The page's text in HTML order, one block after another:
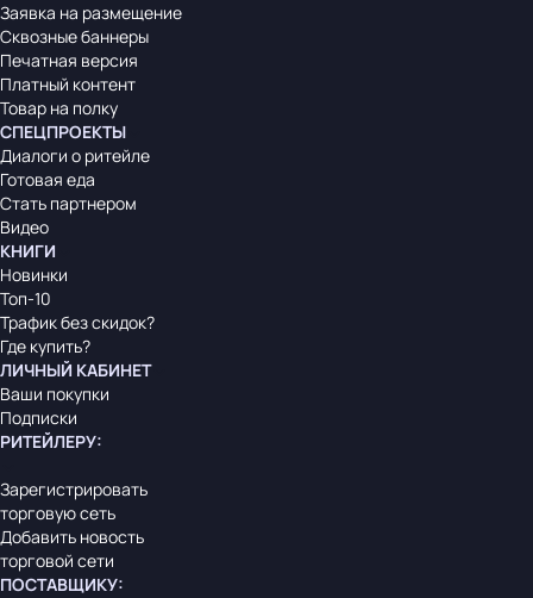
Заявка на размещение
Сквозные баннеры
Печатная версия
Платный контент
Товар на полку
СПЕЦПРОЕКТЫ
Диалоги о ритейле
Готовая еда
Стать партнером
Видео
КНИГИ
Новинки
Топ-10
Трафик без скидок?
Где купить?
ЛИЧНЫЙ КАБИНЕТ
Ваши покупки
Подписки
РИТЕЙЛЕРУ:
Зарегистрировать
торговую сеть
Добавить новость
торговой сети
ПОСТАВЩИКУ: